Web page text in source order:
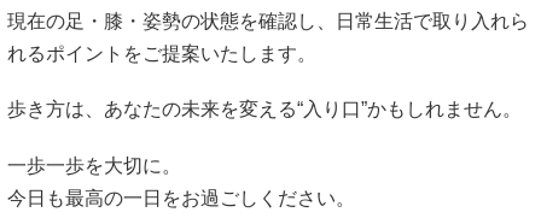
現在の足・膝・姿勢の状態を確認し、日常生活で取り入れら
れるポイントをご提案いたします。
歩き方は、あなたの未来を変える“入り口”かもしれません。
一歩一歩を大切に。
今日も最高の一日をお過ごしください。